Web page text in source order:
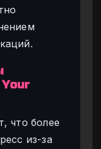
что более
из-за